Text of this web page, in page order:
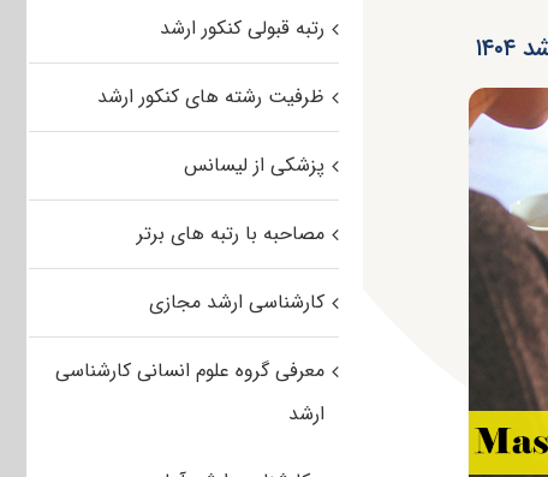
رتبه قبولی کنکور ارشد
ظرفیت رشته های کنکور ارشد
پزشکی از لیسانس
مصاحبه با رتبه های برتر
کارشناسی ارشد مجازی
معرفی گروه علوم انسانی کارشناسی
ارشد